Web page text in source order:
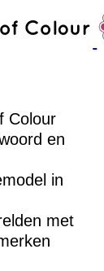
Colour
en
in
met